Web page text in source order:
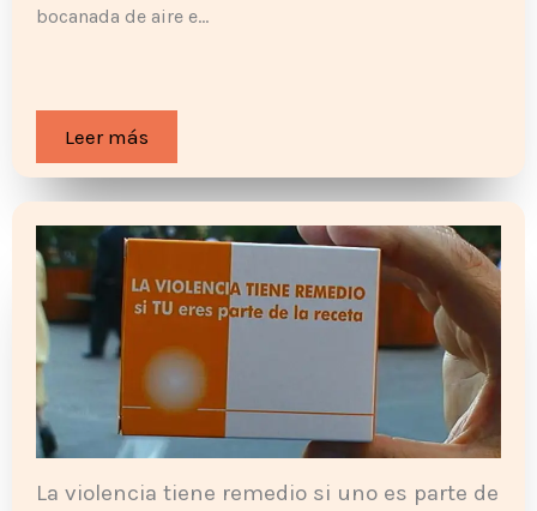
bocanada de aire e…
Leer más
La violencia tiene remedio si uno es parte de